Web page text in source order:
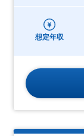
想定年収